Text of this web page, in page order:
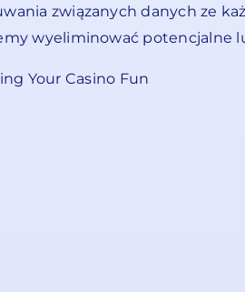
związanych danych ze
wyeliminować